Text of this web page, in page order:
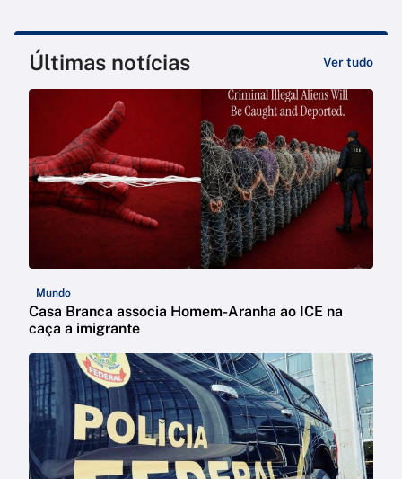
Últimas notícias Ver tudo
Mundo
Casa Branca associa Homem-Aranha ao ICE na
caça a imigrante